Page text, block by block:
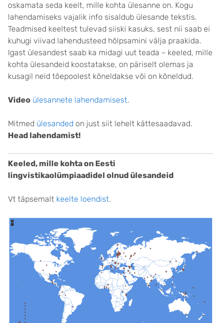
oskamata seda keelt, mille kohta ülesanne on. Kogu
lahendamiseks vajalik info sisaldub ülesande tekstis.
Teadmised keeltest tulevad siiski kasuks, sest nii saab ei
kuhugi viivad lahendusteed hõlpsamini välja praakida.
Igast ülesandest saab ka midagi uut teada – keeled, mille
kohta ülesandeid koostatakse, on päriselt olemas ja
kusagil neid tõepoolest kõneldakse või on kõneldud.
Video ülesannete lahendamisest.
Mitmed ülesanded on just siit lehelt kättesaadavad.
Head lahendamist!
Keeled, mille kohta on Eesti
lingvistikaolümpiaadidel olnud ülesandeid
Vt täpsemalt keelte loendist.